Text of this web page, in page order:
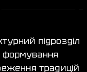
підрозділ
формування
традицій